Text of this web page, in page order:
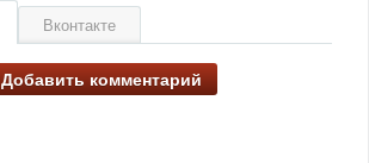
Вконтакте
Добавить комментарий